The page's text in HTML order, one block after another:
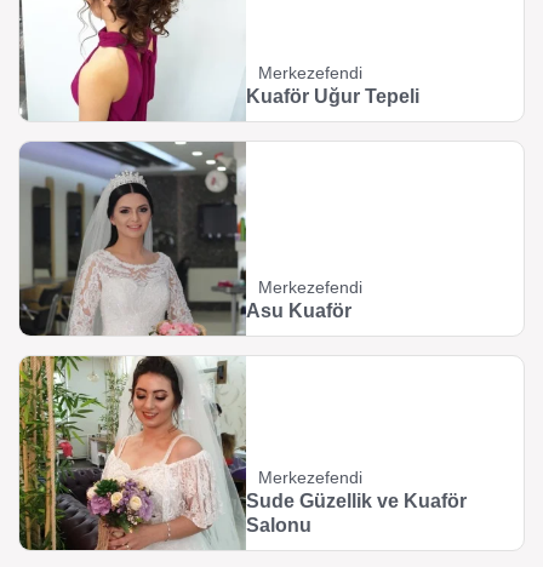
Merkezefendi
Kuaför Uğur Tepeli
Merkezefendi
Asu Kuaför
Merkezefendi
Sude Güzellik ve Kuaför
Salonu